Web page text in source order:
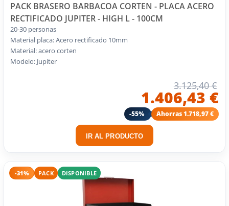
PACK BRASERO BARBACOA CORTEN - PLACA ACERO
RECTIFICADO JUPITER - HIGH L - 100CM
20-30 personas
Material placa: Acero rectificado 10mm
Material: acero corten
Modelo: Jupiter
3.125,40 €
1.406,43 €
-55% Ahorras 1.718,97 €
IR AL PRODUCTO
-31% PACK DISPONIBLE